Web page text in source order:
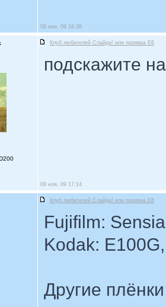
09 ноя, 09 16:38
Клуб любителей Слайда! или проявка E6
подскажите
09 ноя, 09 17:14
Клуб любителей Слайда! или проявка E6
Fujifilm:
Kodak:
Другие